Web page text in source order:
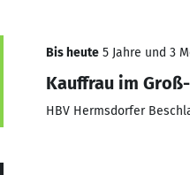
Bis heute 5 Jahre und 3
Kauffrau im
HBV Hermsdorfer